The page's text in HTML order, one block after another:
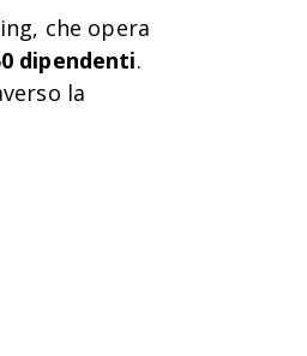
che opera
dipendenti.
la